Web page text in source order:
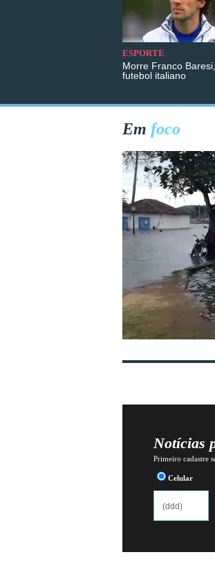
ESPORTE
Morre Franco
futebol italiano
Em foco
Notícias
Primeiro cadastre
Celular